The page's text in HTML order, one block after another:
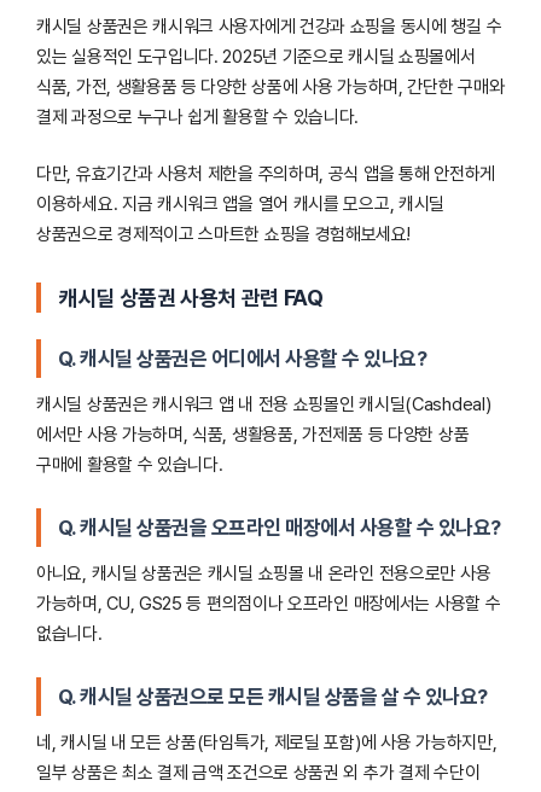
캐시딜 상품권은 캐시워크 사용자에게 건강과 쇼핑을 동시에 챙길 수
있는 실용적인 도구입니다. 2025년 기준으로 캐시딜 쇼핑몰에서
식품, 가전, 생활용품 등 다양한 상품에 사용 가능하며, 간단한 구매와
결제 과정으로 누구나 쉽게 활용할 수 있습니다.
다만, 유효기간과 사용처 제한을 주의하며, 공식 앱을 통해 안전하게
이용하세요. 지금 캐시워크 앱을 열어 캐시를 모으고, 캐시딜
상품권으로 경제적이고 스마트한 쇼핑을 경험해보세요!
캐시딜 상품권 사용처 관련 FAQ
Q. 캐시딜 상품권은 어디에서 사용할 수 있나요?
캐시딜 상품권은 캐시워크 앱 내 전용 쇼핑몰인 캐시딜(Cashdeal)
에서만 사용 가능하며, 식품, 생활용품, 가전제품 등 다양한 상품
구매에 활용할 수 있습니다.
Q. 캐시딜 상품권을 오프라인 매장에서 사용할 수 있나요?
아니요, 캐시딜 상품권은 캐시딜 쇼핑몰 내 온라인 전용으로만 사용
가능하며, CU, GS25 등 편의점이나 오프라인 매장에서는 사용할 수
없습니다.
Q. 캐시딜 상품권으로 모든 캐시딜 상품을 살 수 있나요?
네, 캐시딜 내 모든 상품(타임특가, 제로딜 포함)에 사용 가능하지만,
일부 상품은 최소 결제 금액 조건으로 상품권 외 추가 결제 수단이